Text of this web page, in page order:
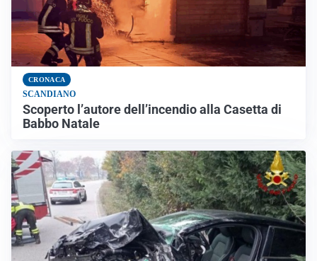
CRONACA
SCANDIANO
Scoperto l’autore dell’incendio alla Casetta di
Babbo Natale